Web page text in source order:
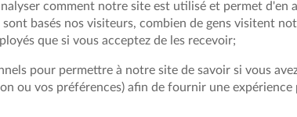
comment notre site est utilisé et permet d'en
basés nos visiteurs, combien de gens visitent
que si vous acceptez de les recevoir;
pour permettre à notre site de savoir si vous
ou vos préférences) afin de fournir une expérience